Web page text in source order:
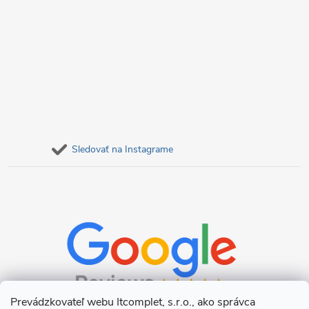
Prevádzkovateľ webu Itcomplet, s.r.o., ako správca
Sledovať na Instagrame